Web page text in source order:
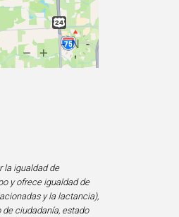
la igualdad de
y ofrece igualdad de
y la lactancia),
ciudadanía, estado